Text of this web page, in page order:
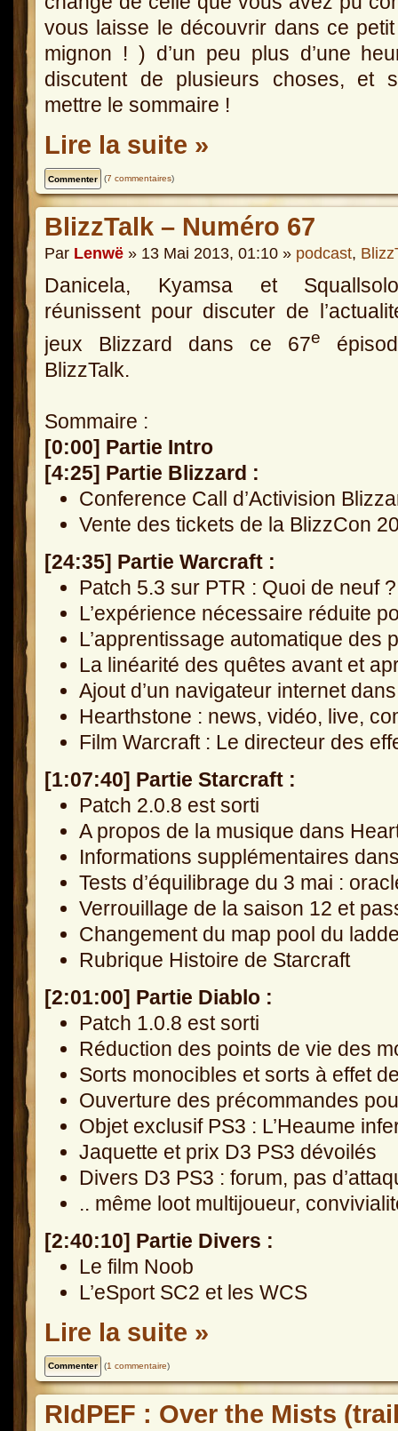
vous laisse le découvrir dans ce
mignon ! ) d’un peu plus d’une
discutent de plusieurs choses, et
mettre le sommaire !
Lire la suite »
(7 commentaires)
BlizzTalk – Numéro 67
Par Lenwë » 13 Mai 2013, 01:10 » podcast,
Danicela, Kyamsa et
réunissent pour discuter de
jeux Blizzard dans ce 67e
BlizzTalk.
Sommaire :
[0:00] Partie Intro
[4:25] Partie Blizzard :
Conference Call d’Activision
Vente des tickets de la BlizzCon
[24:35] Partie Warcraft :
Patch 5.3 sur PTR : Quoi de neuf ?
L’expérience nécessaire réduite
L’apprentissage automatique des
La linéarité des quêtes avant et
Ajout d’un navigateur internet
Hearthstone : news, vidéo, live,
Film Warcraft : Le directeur des
[1:07:40] Partie Starcraft :
Patch 2.0.8 est sorti
A propos de la musique dans
Informations supplémentaires
Tests d’équilibrage du 3 mai :
Verrouillage de la saison 12 et
Changement du map pool du
Rubrique Histoire de Starcraft
[2:01:00] Partie Diablo :
Patch 1.0.8 est sorti
Réduction des points de vie des
Sorts monocibles et sorts à effet
Ouverture des précommandes
Objet exclusif PS3 : L’Heaume
Jaquette et prix D3 PS3 dévoilés
Divers D3 PS3 : forum, pas
.. même loot multijoueur,
[2:40:10] Partie Divers :
Le film Noob
L’eSport SC2 et les WCS
Lire la suite »
(1 commentaire)
RIdPEF : Over the Mists